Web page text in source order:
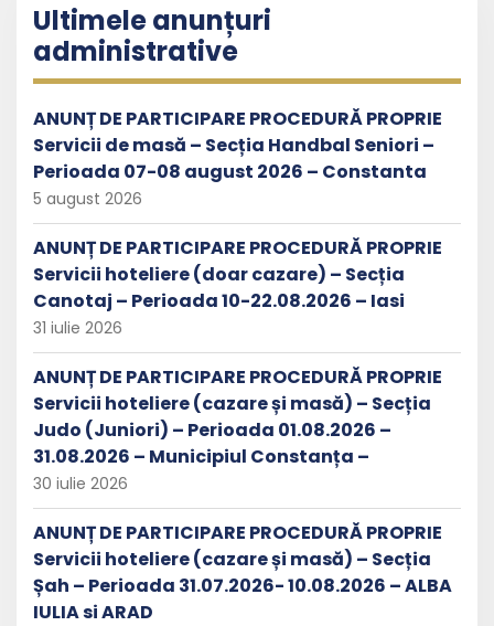
Ultimele anunțuri
administrative
ANUNȚ DE PARTICIPARE PROCEDURĂ PROPRIE
Servicii de masă – Secția Handbal Seniori –
Perioada 07-08 august 2026 – Constanta
5 august 2026
ANUNȚ DE PARTICIPARE PROCEDURĂ PROPRIE
Servicii hoteliere (doar cazare) – Secția
Canotaj – Perioada 10-22.08.2026 – Iasi
31 iulie 2026
ANUNȚ DE PARTICIPARE PROCEDURĂ PROPRIE
Servicii hoteliere (cazare și masă) – Secția
Judo (Juniori) – Perioada 01.08.2026 –
31.08.2026 – Municipiul Constanța –
30 iulie 2026
ANUNȚ DE PARTICIPARE PROCEDURĂ PROPRIE
Servicii hoteliere (cazare și masă) – Secția
Șah – Perioada 31.07.2026- 10.08.2026 – ALBA
IULIA si ARAD